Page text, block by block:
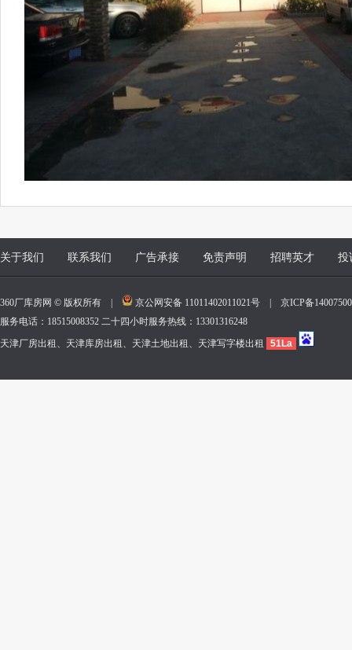
关于我们 联系我们 广告承接 免责声明 招聘英才 投
360厂库房网 © 版权所有 | 京公网安备 11011402011021号
京ICP备
服务电话：18515008352 二十四小时服务热线：13301316248
天津厂房出租、天津库房出租、天津土地出租、天津写字楼出租
51La